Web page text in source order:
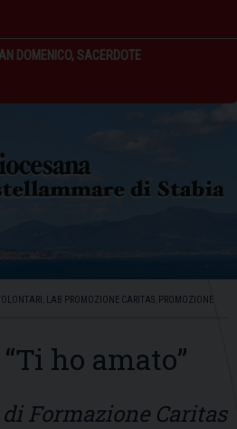
DOMENICO, SACERDOTE
LAB PROMOZIONE CARITAS PROMOZIONE
ho amato”
Formazione Caritas